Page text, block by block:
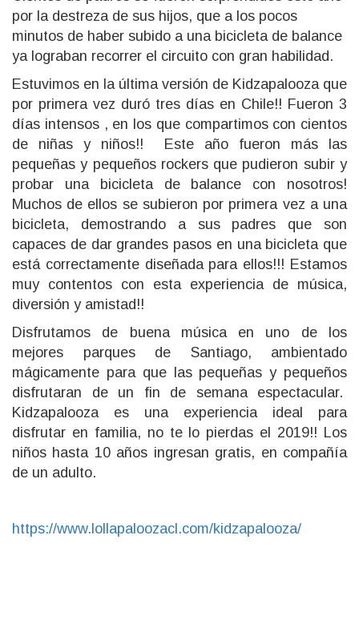
por la destreza de sus hijos, que a los pocos
minutos de haber subido a una bicicleta de balance
ya lograban recorrer el circuito con gran habilidad.
Estuvimos en la última versión de Kidzapalooza que
por primera vez duró tres días en Chile!! Fueron 3
días intensos , en los que compartimos con cientos
de niñas y niños!! Este año fueron más las
pequeñas y pequeños rockers que pudieron subir y
probar una bicicleta de balance con nosotros!
Muchos de ellos se subieron por primera vez a una
bicicleta, demostrando a sus padres que son
capaces de dar grandes pasos en una bicicleta que
está correctamente diseñada para ellos!!! Estamos
muy contentos con esta experiencia de música,
diversión y amistad!!
Disfrutamos de buena música en uno de los
mejores parques de Santiago, ambientado
mágicamente para que las pequeñas y pequeños
disfrutaran de un fin de semana espectacular.
Kidzapalooza es una experiencia ideal para
disfrutar en familia, no te lo pierdas el 2019!! Los
niños hasta 10 años ingresan gratis, en compañía
de un adulto.
https://www.lollapaloozacl.com/kidzapalooza/